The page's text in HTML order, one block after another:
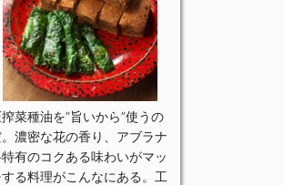
菜種油を”旨いから”使うの
。濃密な花の香り、アブラナ
有のコクある味わいがマッ
る料理がこんなにある。工